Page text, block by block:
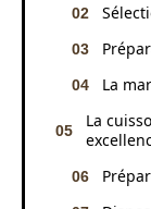
La
La